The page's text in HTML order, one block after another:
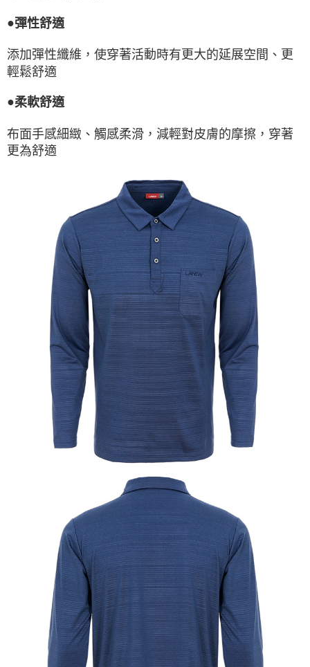
●彈性舒適
添加彈性纖維，使穿著活動時有更大的延展空間、更
輕鬆舒適
●柔軟舒適
布面手感細緻、觸感柔滑，減輕對皮膚的摩擦，穿著
更為舒適